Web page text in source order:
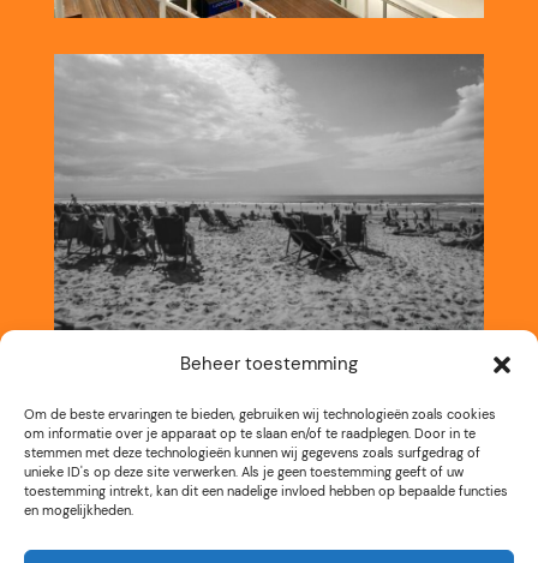
Beheer toestemming
Om de beste ervaringen te bieden, gebruiken wij technologieën zoals cookies
om informatie over je apparaat op te slaan en/of te raadplegen. Door in te
stemmen met deze technologieën kunnen wij gegevens zoals surfgedrag of
unieke ID's op deze site verwerken. Als je geen toestemming geeft of uw
toestemming intrekt, kan dit een nadelige invloed hebben op bepaalde functies
en mogelijkheden.